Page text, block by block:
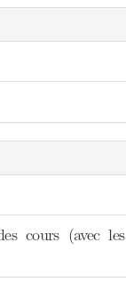
cours (avec